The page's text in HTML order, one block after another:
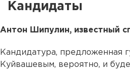
Кандидаты
Антон Шипулин, известный
Кандидатура, предложенная
Куйвашевым, вероятно, и